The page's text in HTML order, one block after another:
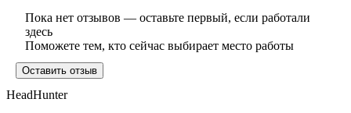
Пока нет отзывов — оставьте первый, если работали
здесь
Поможете тем, кто сейчас выбирает место работы
Оставить отзыв
HeadHunter